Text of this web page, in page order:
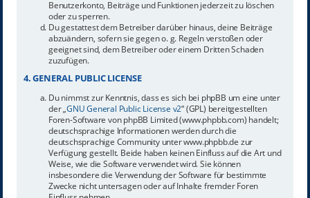
Benutzerkonto, Beiträge und Funktionen jederzeit zu löschen
oder zu sperren.
Du gestattest dem Betreiber darüber hinaus, deine Beiträge
abzuändern, sofern sie gegen o. g. Regeln verstoßen oder
geeignet sind, dem Betreiber oder einem Dritten Schaden
zuzufügen.
4. GENERAL PUBLIC LICENSE
Du nimmst zur Kenntnis, dass es sich bei phpBB um eine unter
der „GNU General Public License v2“ (GPL) bereitgestellten
Foren-Software von phpBB Limited (www.phpbb.com) handelt;
deutschsprachige Informationen werden durch die
deutschsprachige Community unter www.phpbb.de zur
Verfügung gestellt. Beide haben keinen Einfluss auf die Art und
Weise, wie die Software verwendet wird. Sie können
insbesondere die Verwendung der Software für bestimmte
Zwecke nicht untersagen oder auf Inhalte fremder Foren